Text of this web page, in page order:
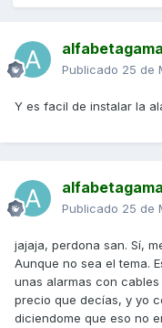
Publicado 25 de
Y es facil de instalar la
Publicado 25 de
jajaja, perdona san. Sí,
Aunque no sea el tema.
unas alarmas con
precio que decías, y yo
diciendome que eso no